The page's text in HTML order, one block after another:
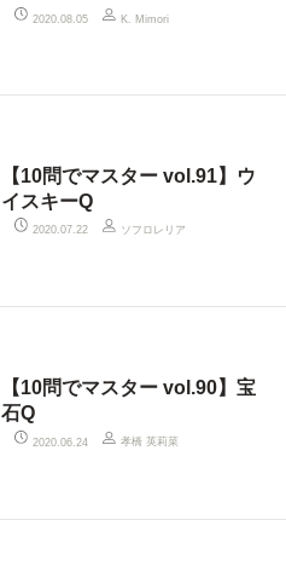
2020.08.05 K. Mimori
【10問でマスター vol.91】ウ
イスキーQ
2020.07.22 ソフロレリア
【10問でマスター vol.90】宝
石Q
2020.06.24 孝橋 英莉菜